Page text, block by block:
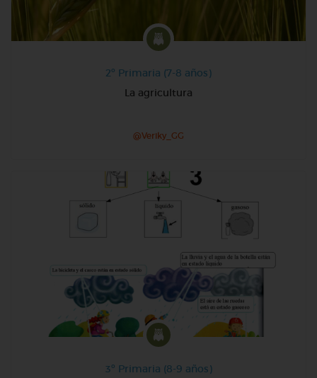
2º Primaria (7-8 años)
La agricultura
@Veriky_GG
3º Primaria (8-9 años)